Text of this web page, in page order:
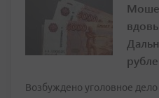
Возбуждено уголовное дело